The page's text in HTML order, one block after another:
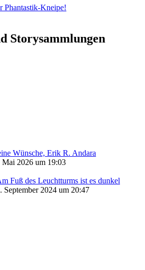
Phantastik-Kneipe!
Storysammlungen
Wünsche, Erik R. Andara
Mai 2026 um 19:03
Fuß des Leuchtturms ist es dunkel
September 2024 um 20:47